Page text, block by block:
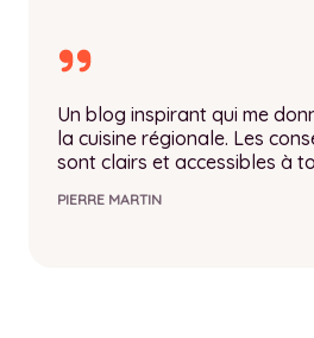
Un blog inspirant qui me
la cuisine régionale. Les
sont clairs et accessibles à
PIERRE MARTIN